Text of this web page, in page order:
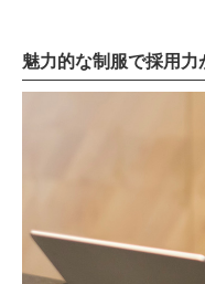
魅力的な制服で採用力